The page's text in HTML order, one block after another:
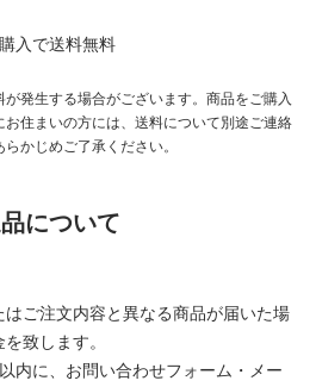
入で送料無料
発生する場合がございます。商品をご購入
住まいの方には、送料について別途ご連絡
かじめご了承ください。
について
ご注文内容と異なる商品が届いた場
致します。
内に、お問い合わせフォーム・メー